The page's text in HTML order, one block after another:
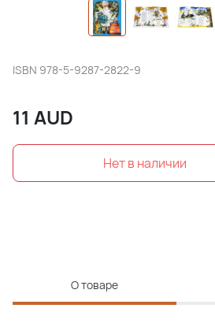
ISBN 978-5-9287-2822-9
11 AUD
О товаре